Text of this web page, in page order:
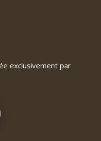
exclusivement par